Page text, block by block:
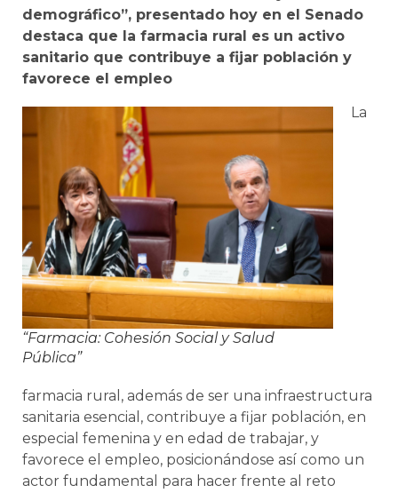
demográfico”, presentado hoy en el Senado
destaca que la farmacia rural es un activo
sanitario que contribuye a fijar población y
favorece el empleo
“Farmacia: Cohesión Social y Salud
Pública”
La
farmacia rural, además de ser una infraestructura
sanitaria esencial, contribuye a fijar población, en
especial femenina y en edad de trabajar, y
favorece el empleo, posicionándose así como un
actor fundamental para hacer frente al reto